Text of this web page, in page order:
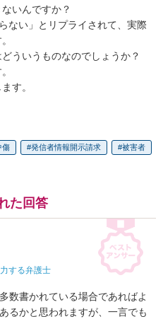
いんですか？
ない」とリプライされて、実際
ういうものなのでしょうか？
す。
傷 発信者情報開示請求 被害者
た回答
する弁護士
数書かれている場合であればよ
るかと思われますが、一言でも